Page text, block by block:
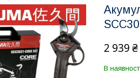
2 939 ₴
В